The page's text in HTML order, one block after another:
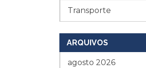
Transporte
ARQUIVOS
agosto 2026